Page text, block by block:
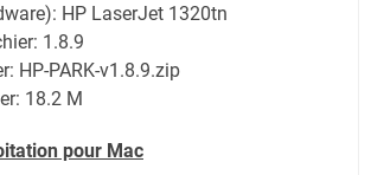
HP LaserJet 1320tn
1.8.9
HP-PARK-v1.8.9.zip
18.2 M
pour Mac